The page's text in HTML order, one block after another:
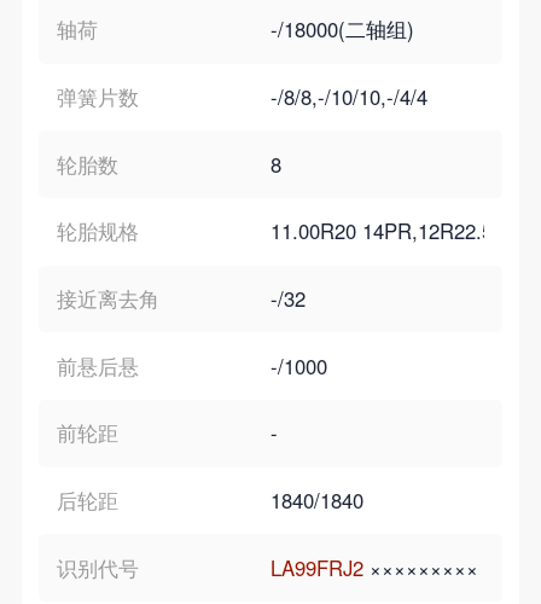
轴荷 -/18000(二轴组)
弹簧片数 -/8/8,-/10/10,-/4/4
轮胎数 8
轮胎规格 11.00R20 14PR,12R22.5
接近离去角 -/32
前悬后悬 -/1000
前轮距 -
后轮距 1840/1840
识别代号 LA99FRJ2 ×××××××××